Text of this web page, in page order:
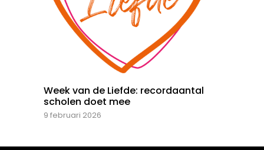
Week van de Liefde: recordaantal
scholen doet mee
9 februari 2026